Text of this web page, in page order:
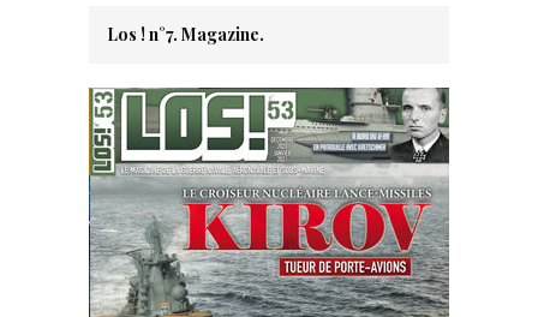
Los ! n°7. Magazine.